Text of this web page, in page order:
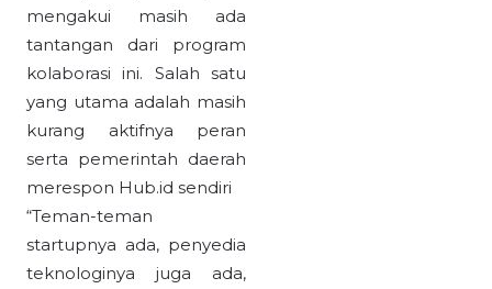
mengakui masih ada
tantangan dari program
kolaborasi ini. Salah satu
yang utama adalah masih
kurang aktifnya peran
serta pemerintah daerah
merespon Hub.id sendiri
“Teman-teman
startupnya ada, penyedia
teknologinya juga ada,